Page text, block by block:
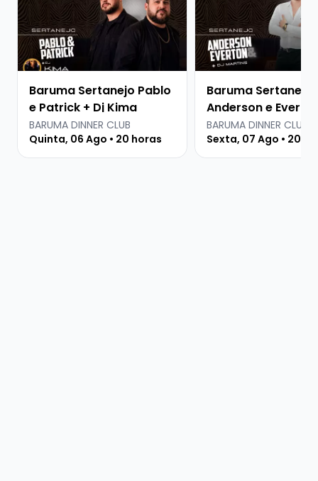
Baruma Sertanejo Pablo
e Patrick + Dj Kima
BARUMA DINNER CLUB
Quinta, 06 Ago • 20 horas
Baruma Sertanejo
Anderson e
Martins
BARUMA DINNER CLUB
Sexta, 07 Ago • 20